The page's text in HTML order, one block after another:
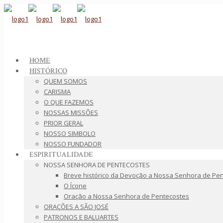
HOME
HISTÓRICO
QUEM SOMOS
CARISMA
O QUE FAZEMOS
NOSSAS MISSÕES
PRIOR GERAL
NOSSO SIMBOLO
NOSSO FUNDADOR
ESPIRITUALIDADE
NOSSA SENHORA DE PENTECOSTES
Breve histórico da Devoção a Nossa Senhora de
O Ícone
Oração a Nossa Senhora de Pentecostes
ORAÇÕES A SÃO JOSÉ
PATRONOS E BALUARTES